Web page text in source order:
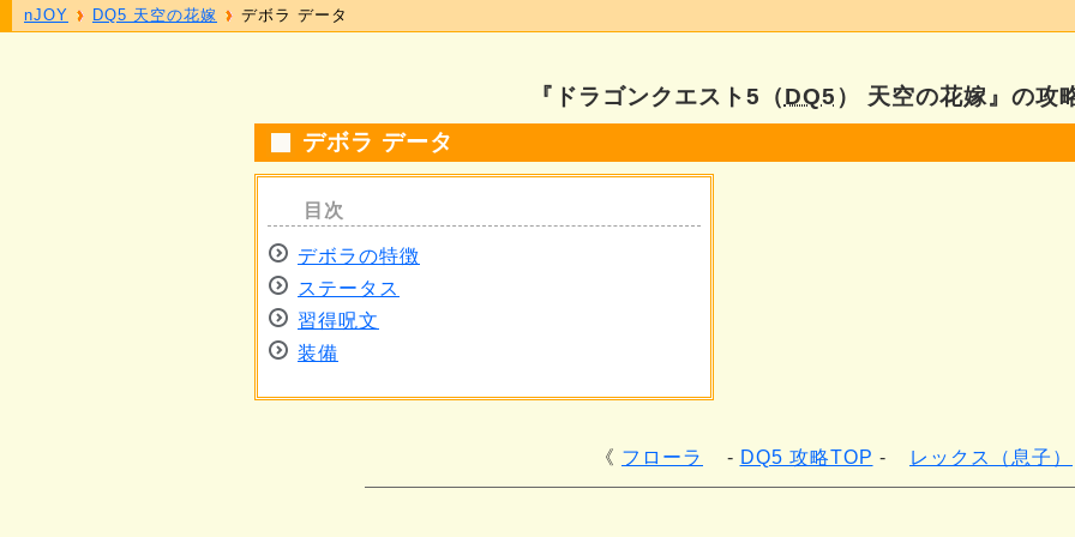
『ドラゴンクエスト5（DQ5 ） 天空の花嫁』の攻
デボラ データ
デボラの特徴
ステータス
習得呪文
装備
フローラ DQ5 攻略TOP レックス（息子）
nJOY DQ5 天空の花嫁 デボラ データ